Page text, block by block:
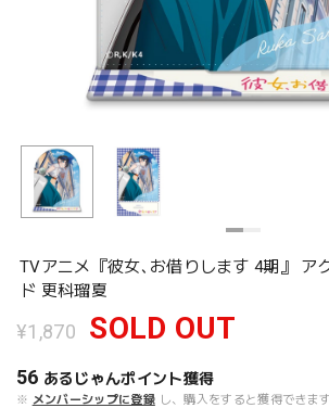
TVアニメ『彼女､お借りします 4期』 ア
ド 更科瑠夏
¥1,870 SOLD OUT
56 あるじゃんポイント獲得
※ メンバーシップに登録 し、購入をすると獲得できます